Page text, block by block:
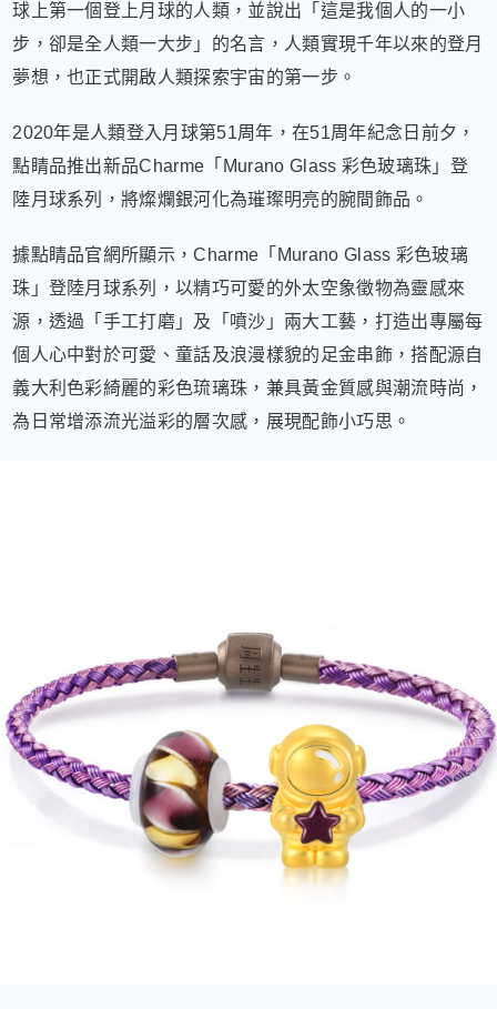
球上第一個登上月球的人類，並說出「這是我個人的一小
步，卻是全人類一大步」的名言，人類實現千年以來的登月
夢想，也正式開啟人類探索宇宙的第一步。
2020年是人類登入月球第51周年，在51周年紀念日前夕，
點睛品推出新品Charme「Murano Glass 彩色玻璃珠」登
陸月球系列，將燦爛銀河化為璀璨明亮的腕間飾品。
據點睛品官網所顯示，Charme「Murano Glass 彩色玻璃
珠」登陸月球系列，以精巧可愛的外太空象徵物為靈感來
源，透過「手工打磨」及「噴沙」兩大工藝，打造出專屬每
個人心中對於可愛、童話及浪漫樣貌的足金串飾，搭配源自
義大利色彩綺麗的彩色琉璃珠，兼具黃金質感與潮流時尚，
為日常增添流光溢彩的層次感，展現配飾小巧思。